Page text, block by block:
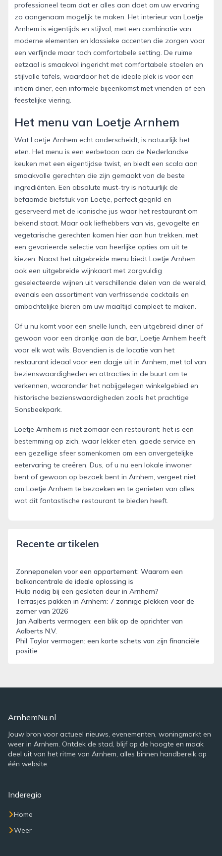
professioneel team dat er alles aan doet om uw ervaring
zo aangenaam mogelijk te maken. Het interieur van Loetje
Arnhem is eigentijds en stijlvol, met een combinatie van
moderne elementen en klassieke accenten die zorgen voor
een verfijnde maar toch comfortabele setting. De ruime
eetzaal is smaakvol ingericht met comfortabele stoelen en
stijlvolle tafels, waardoor het de ideale plek is voor een
intiem diner, een informele bijeenkomst met vrienden of een
feestelijke viering.
Het menu van Loetje Arnhem
Wat Loetje Arnhem echt onderscheidt, is natuurlijk het
eten. Het menu is een eerbetoon aan de Nederlandse
keuken met een eigentijdse twist, en biedt een scala aan
smaakvolle gerechten die zijn gemaakt van de beste
ingrediënten. Een absolute must-try is natuurlijk de
befaamde biefstuk van Loetje, perfect gegrild en
geserveerd met de iconische jus waar het restaurant om
bekend staat. Maar ook liefhebbers van vis, gevogelte en
vegetarische gerechten komen hier aan hun trekken, met
een gevarieerde selectie van heerlijke opties om uit te
kiezen. Naast het uitgebreide menu biedt Loetje Arnhem
ook een uitgebreide wijnkaart met zorgvuldig
geselecteerde wijnen uit verschillende delen van de wereld,
evenals een assortiment van verfrissende cocktails en
ambachtelijke bieren om uw maaltijd compleet te maken.
Of u nu komt voor een snelle lunch, een uitgebreid diner of
gewoon voor een drankje aan de bar, Loetje Arnhem heeft
voor elk wat wils. Bovendien is de locatie van het
restaurant ideaal voor een dagje uit in Arnhem, met tal van
bezienswaardigheden en attracties in de buurt om te
verkennen, waaronder het nabijgelegen winkelgebied en
historische bezienswaardigheden zoals het prachtige
Sonsbeekpark.
Loetje Arnhem is niet zomaar een restaurant; het is een
bestemming op zich, waar lekker eten, goede service en
een gezellige sfeer samenkomen om een onvergetelijke
eetervaring te creëren. Dus, of u nu een lokale inwoner
bent of gewoon op bezoek bent in Arnhem, vergeet niet
om Loetje Arnhem te bezoeken en te genieten van alles
wat dit fantastische restaurant te bieden heeft.
Recente artikelen
Zonnepanelen voor een appartement: Waarom een
balkoncentrale de ideale oplossing is
Hulp nodig bij een gesloten deur in Arnhem?
Terrasjes pakken in Arnhem: 7 zonnige plekken voor de
zomer van 2026
Jan Aalberts vermogen: een blik op de oprichter van
Aalberts N.V.
Phil Taylor vermogen: een korte schets van zijn financiële
positie
ArnhemNu.nl
Jouw bron voor actueel nieuws, evenementen, woningmarkt en
weer in Arnhem. Ontdek de stad, blijf op de hoogte en maak
deel uit van het ritme van Arnhem, alles binnen handbereik op
één website.
Inderegio
Home
Weer